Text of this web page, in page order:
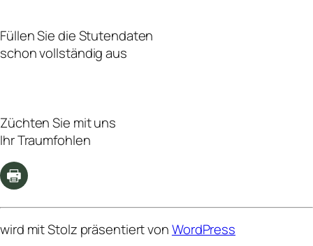
Füllen Sie die Stutendaten
schon vollständig aus
Züchten Sie mit uns
Ihr Traumfohlen
wird mit Stolz präsentiert vonWordPress